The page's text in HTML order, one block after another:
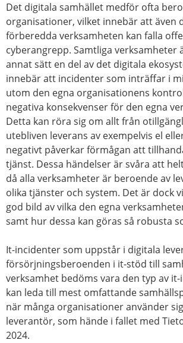
Det digitala samhället medför ofta
organisationer, vilket innebär att även
förberedda verksamheten kan falla
cyberangrepp. Samtliga verksamheter
annat sätt en del av det digitala
innebär att incidenter som inträffar i
utom den egna organisationens
negativa konsekvenser för den egna
Detta kan röra sig om allt från
utebliven leverans av exempelvis el
negativt påverkar förmågan att
tjänst. Dessa händelser är svåra att
då alla verksamheter är beroende av
olika tjänster och system. Det är dock
god bild av vilka den egna
samt hur dessa kan göras så robusta
It-incidenter som uppstår i digitala
försörjningsberoenden i it-stöd till
verksamhet bedöms vara den typ av
kan leda till mest omfattande
när många organisationer använder
leverantör, som hände i fallet med
2024.